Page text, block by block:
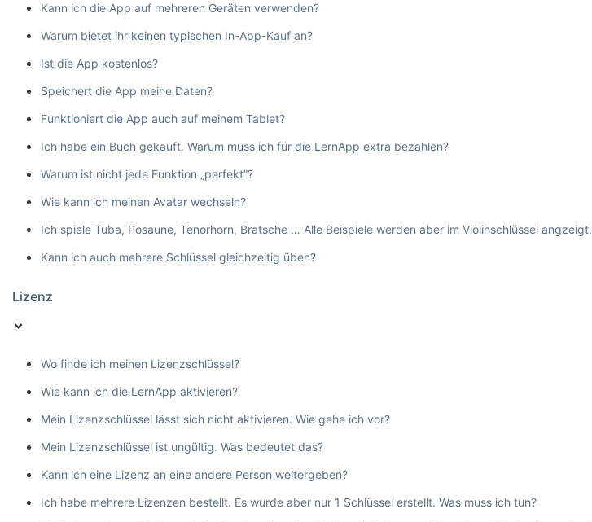
Kann ich die App auf mehreren Geräten verwenden?
Warum bietet ihr keinen typischen In-App-Kauf an?
Ist die App kostenlos?
Speichert die App meine Daten?
Funktioniert die App auch auf meinem Tablet?
Ich habe ein Buch gekauft. Warum muss ich für die LernApp extra bezahlen?
Warum ist nicht jede Funktion „perfekt”?
Wie kann ich meinen Avatar wechseln?
Ich spiele Tuba, Posaune, Tenorhorn, Bratsche … Alle Beispiele werden aber im Violinschlüssel angzeigt.
Kann ich auch mehrere Schlüssel gleichzeitig üben?
Lizenz
Wo finde ich meinen Lizenzschlüssel?
Wie kann ich die LernApp aktivieren?
Mein Lizenzschlüssel lässt sich nicht aktivieren. Wie gehe ich vor?
Mein Lizenzschlüssel ist ungültig. Was bedeutet das?
Kann ich eine Lizenz an eine andere Person weitergeben?
Ich habe mehrere Lizenzen bestellt. Es wurde aber nur 1 Schlüssel erstellt. Was muss ich tun?